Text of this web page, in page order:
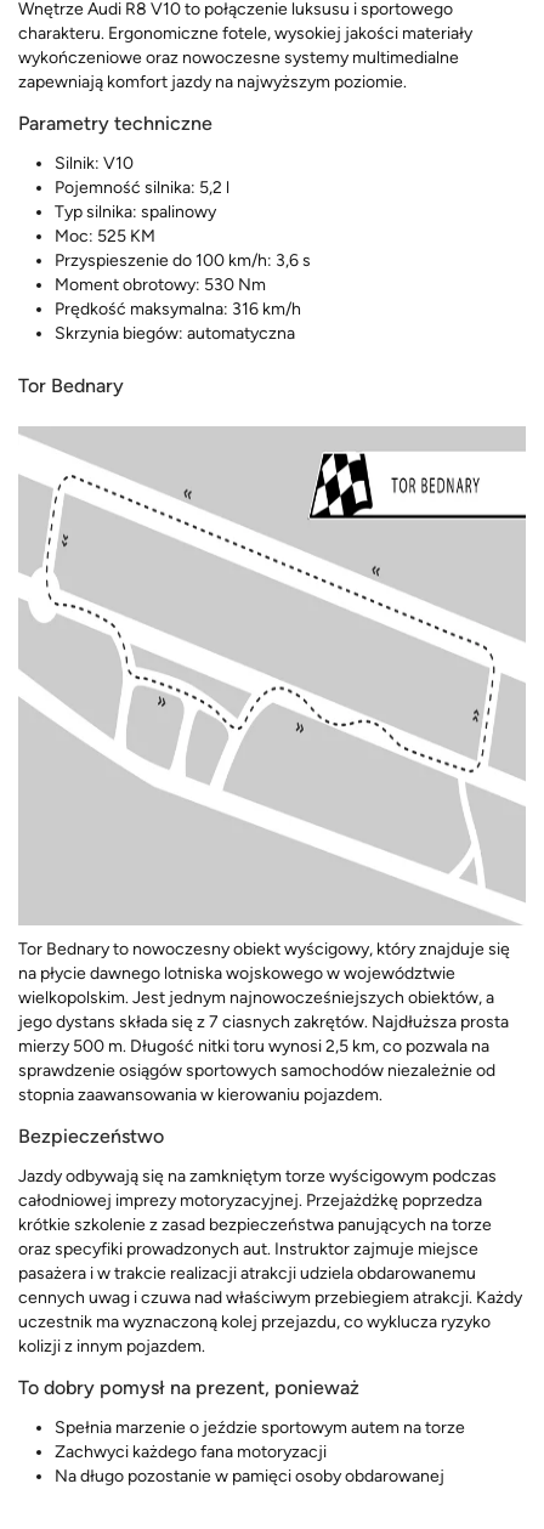
Wnętrze Audi R8 V10 to połączenie luksusu i sportowego
charakteru. Ergonomiczne fotele, wysokiej jakości materiały
wykończeniowe oraz nowoczesne systemy multimedialne
zapewniają komfort jazdy na najwyższym poziomie.
Parametry techniczne
Silnik: V10
Pojemność silnika: 5,2 l
Typ silnika: spalinowy
Moc: 525 KM
Przyspieszenie do 100 km/h: 3,6 s
Moment obrotowy: 530 Nm
Prędkość maksymalna: 316 km/h
Skrzynia biegów: automatyczna
Tor Bednary
Tor Bednary to nowoczesny obiekt wyścigowy, który znajduje się
na płycie dawnego lotniska wojskowego w województwie
wielkopolskim. Jest jednym najnowocześniejszych obiektów, a
jego dystans składa się z 7 ciasnych zakrętów. Najdłuższa prosta
mierzy 500 m. Długość nitki toru wynosi 2,5 km, co pozwala na
sprawdzenie osiągów sportowych samochodów niezależnie od
stopnia zaawansowania w kierowaniu pojazdem.
Bezpieczeństwo
Jazdy odbywają się na zamkniętym torze wyścigowym podczas
całodniowej imprezy motoryzacyjnej. Przejażdżkę poprzedza
krótkie szkolenie z zasad bezpieczeństwa panujących na torze
oraz specyfiki prowadzonych aut. Instruktor zajmuje miejsce
pasażera i w trakcie realizacji atrakcji udziela obdarowanemu
cennych uwag i czuwa nad właściwym przebiegiem atrakcji. Każdy
uczestnik ma wyznaczoną kolej przejazdu, co wyklucza ryzyko
kolizji z innym pojazdem.
To dobry pomysł na prezent, ponieważ
Spełnia marzenie o jeździe sportowym autem na torze
Zachwyci każdego fana motoryzacji
Na długo pozostanie w pamięci osoby obdarowanej